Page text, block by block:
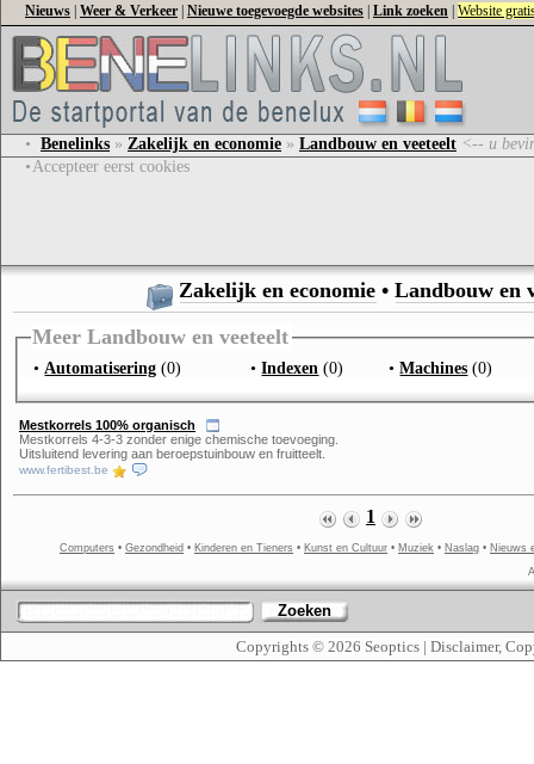
Nieuws Weer & Verkeer Nieuwe toegevoegde websites Link zoeken Website
• Benelinks » Zakelijk en economie » Landbouw en veeteelt <-- u
•Accepteer eerst cookies
Zakelijk en economie •Landbouw en
Meer Landbouw en veeteelt
• Automatisering (0) •Indexen (0) •Machines (0)
Mestkorrels 100% organisch
Mestkorrels 4-3-3 zonder enige chemische toevoeging.
Uitsluitend levering aan beroepstuinbouw en fruitteelt.
www.fertibest.be
1
Computers • Gezondheid • Kinderen en Tieners • Kunst en Cultuur • Muziek • Naslag • Nieuws
Zoeken
Copyrights © 2026 Seoptics | Disclaimer,